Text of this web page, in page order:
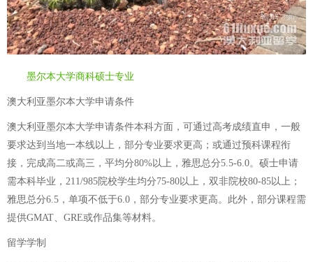
墨尔本大学商科硕士专业
澳大利亚墨尔本大学申请条件
澳大利亚墨尔本大学申请条件本科方面，可通过高考成绩直申，一般
要求达到当地一本线以上，部分专业要求更高；或通过预科课程衔
接，完成高二或高三，平均分80%以上，雅思总分5.5-6.0。硕士申请
需本科毕业，211/985院校学生均分75-80以上，双非院校80-85以上；
雅思总分6.5，单项不低于6.0，部分专业要求更高。此外，部分课程需
提供GMAT、GRE或作品集等材料。
留学学制